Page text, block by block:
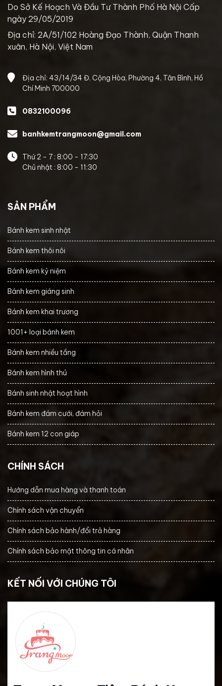
Do Sở Kế Hoạch Và Đầu Tư Thành Phố Hà Nội Cấp
ngày 29/05/2019
Địa chỉ: 2A/51/102 Hoàng Đạo Thành, Quận Thanh
xuân, Hà Nội, Việt Nam
Địa chỉ: 43/14/34 Đ. Cộng Hòa, Phường 4, Tân Bình, Hồ
Chí Minh 700000
0832100096
banhkemtrangmoon@gmail.com
Thứ 2 - 7 : 8:00 - 17:30
Chủ nhật : 8:00 - 11:30
SẢN PHẨM
Bánh kem sinh nhật
Bánh kem thôi nôi
Bánh kem kỷ niệm
Bánh kem giáng sinh
Bánh kem khai trương
1001+ loại bánh kem
Bánh kem nhiều tầng
Bánh kem hình thú
Bánh sinh nhật hoạt hình
Bánh kem đám cưới, đám hỏi
Bánh kem 12 con giáp
CHÍNH SÁCH
Hướng dẫn mua hàng và thanh toán
Chính sách vận chuyển
Chính sách bảo hành/đổi trả hàng
Chính sách bảo mật thông tin cá nhân
KẾT NỐI VỚI CHÚNG TÔI